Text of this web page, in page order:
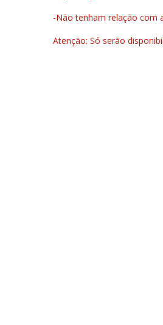
-Não tenham relação com
Atenção: Só serão